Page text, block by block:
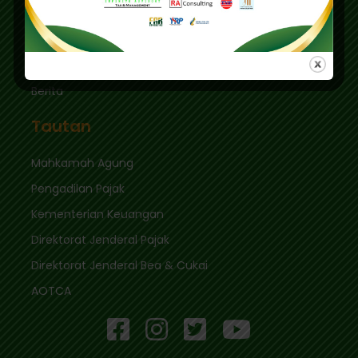
Tautan Cepat
Berita
Tautan
Mahkamah Agung
Pengadilan Pajak
Kementerian Keuangan
Direktorat Jenderal Pajak
Direktorat Jenderal Bea & Cukai
AOTCA